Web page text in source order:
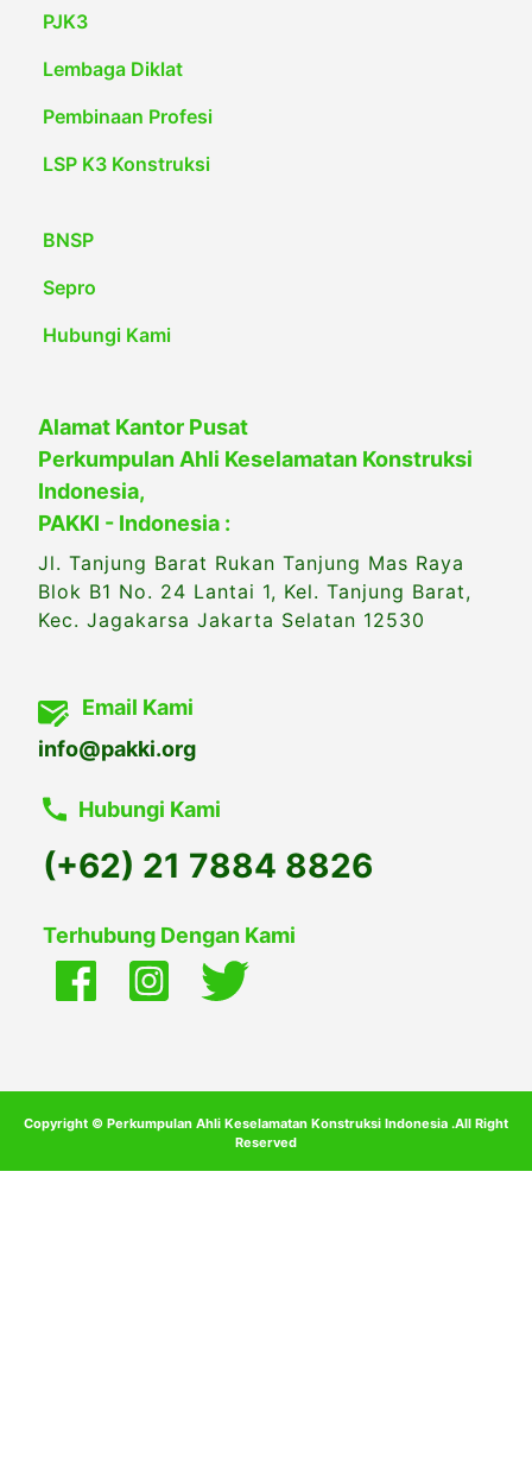
PJK3
Lembaga Diklat
Pembinaan Profesi
LSP K3 Konstruksi
BNSP
Sepro
Hubungi Kami
Alamat Kantor Pusat
Perkumpulan Ahli Keselamatan Konstruksi
Indonesia,
PAKKI - Indonesia :
Jl. Tanjung Barat Rukan Tanjung Mas Raya
Blok B1 No. 24 Lantai 1, Kel. Tanjung Barat,
Kec. Jagakarsa Jakarta Selatan 12530
Email Kami
info@pakki.org
Hubungi Kami
(+62) 21 7884 8826
Terhubung Dengan Kami
Copyright © Perkumpulan Ahli Keselamatan Konstruksi Indonesia .All Right
Reserved